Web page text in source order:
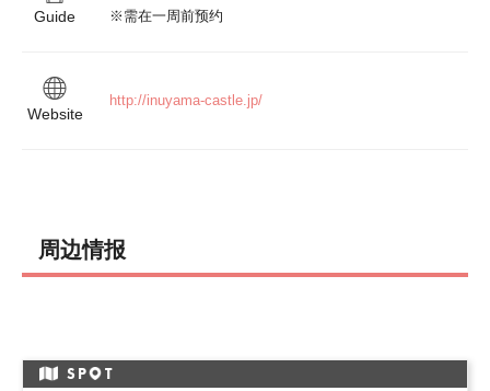
Guide
Website
http://inuyama-castle.jp/
周边情报
SP T